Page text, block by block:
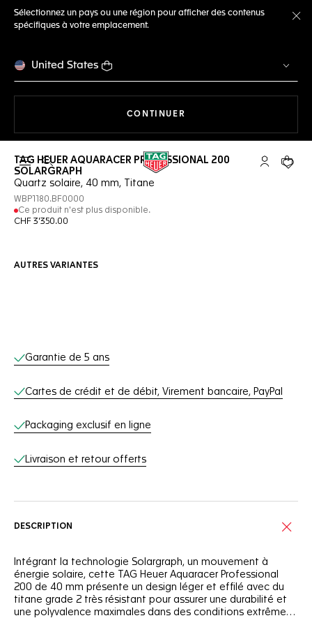
Sélectionnez un pays ou une région pour afficher des contenus
spécifiques à votre emplacement.
United States
CONTINUER
Ouvrir la barre de recherche Compte My
Votre
TAG HEUER AQUARACER PROFESSIONAL 200
SOLARGRAPH
Quartz solaire, 40 mm, Titane
WBP1180.BF0000
Ce produit n'est plus disponible.
CHF 3'350.00
AUTRES VARIANTES
Services en ligne
Garantie de 5 ans
Cartes de crédit et de débit, Virement bancaire, PayPal
Packaging exclusif en ligne
Livraison et retour offerts
DESCRIPTION
Intégrant la technologie Solargraph, un mouvement à
énergie solaire, cette TAG Heuer Aquaracer Professional
200 de 40 mm présente un design léger et effilé avec du
titane grade 2 très résistant pour assurer une durabilité et
une polyvalence maximales dans des conditions extrêmes.